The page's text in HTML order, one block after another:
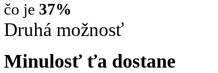
čo je 37%
Druhá možnosť
Minulosť ťa dostane